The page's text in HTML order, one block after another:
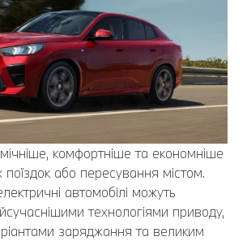
комфортніше та економніше
поїздок або пересування містом.
автомобілі можуть
технологіями приводу,
заряджання та великим